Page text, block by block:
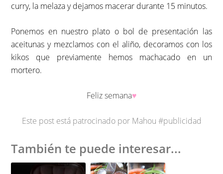
curry, la melaza y dejamos macerar durante 15 minutos.
Ponemos en nuestro plato o bol de presentación las
aceitunas y mezclamos con el aliño, decoramos con los
kikos que previamente hemos machacado en un
mortero.
Feliz semana♥︎
Este post está patrocinado por Mahou #publicidad
También te puede interesar...